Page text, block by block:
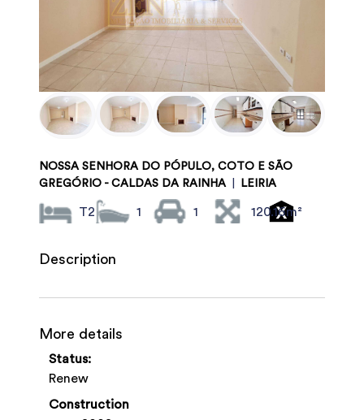
NOSSA SENHORA DO PÓPULO, COTO E SÃO
GREGÓRIO - CALDAS DA RAINHA
LEIRIA
T2 1 1 120.16m²
Description
More details
Status:
Renew
Construction